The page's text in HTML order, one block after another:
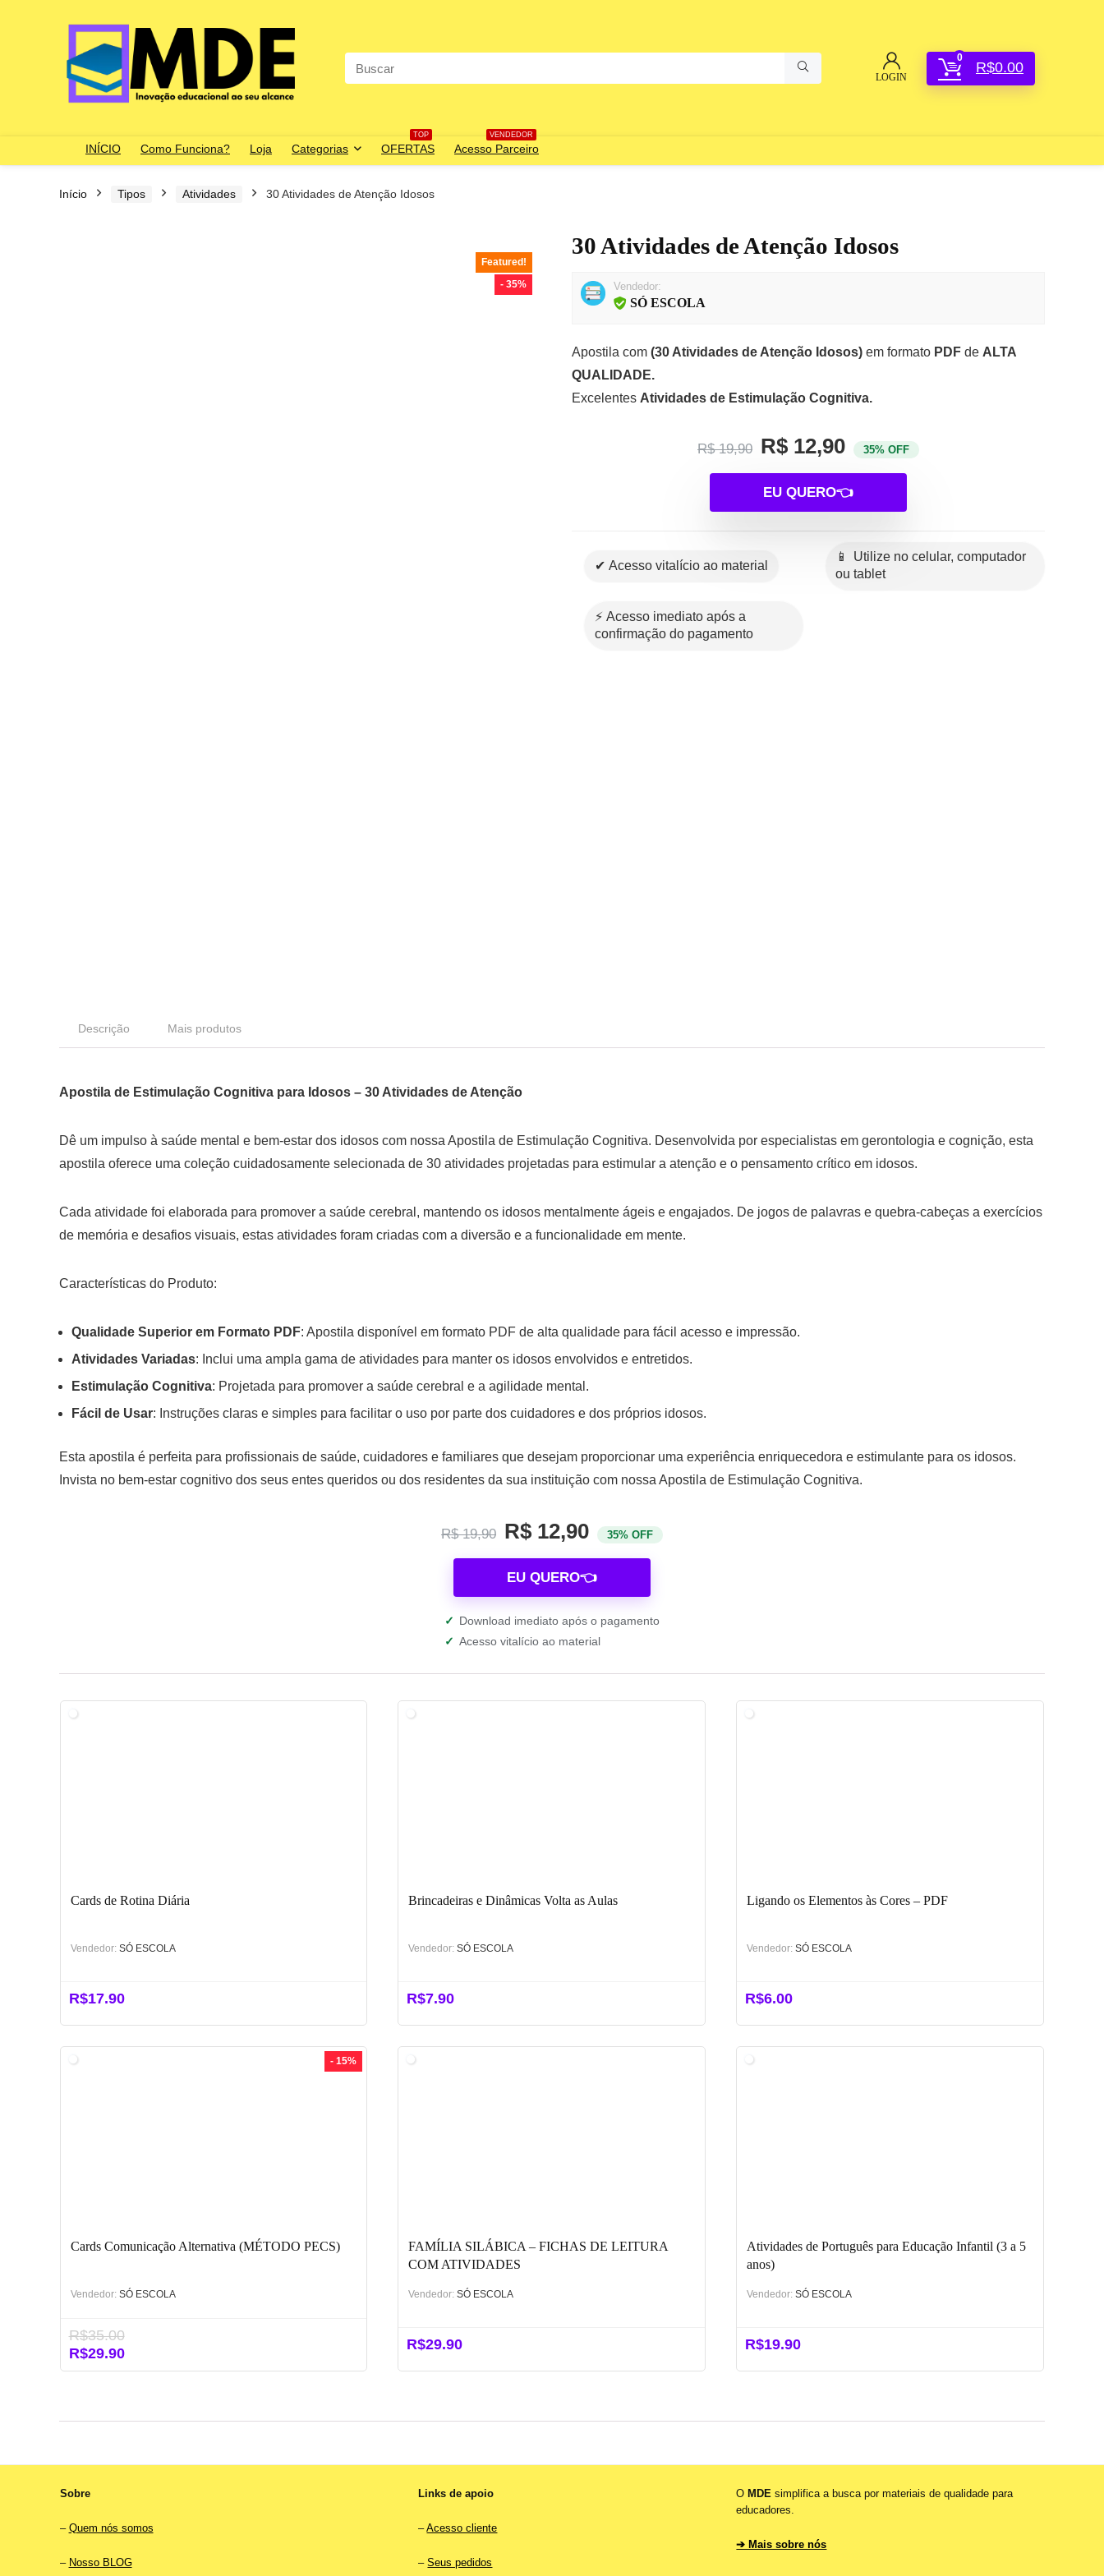
Search
for:
LOGIN
0
R$0.00
INÍCIO Como Funciona? Loja Categorias
TOP
OFERTAS
VENDEDOR
Acesso Parceiro
Início Tipos Atividades 30 Atividades de Atenção Idosos
Featured!
- 35%
30 Atividades de Atenção Idosos
Vendedor:
SÓ ESCOLA
Apostila com (30 Atividades de Atenção Idosos) em formato PDF de ALTA
QUALIDADE.
Excelentes Atividades de Estimulação Cognitiva.
R$ 19,90 R$ 12,90 35% OFF
EU QUERO👈
✔ Acesso vitalício ao material
📱 Utilize no celular, computador
ou tablet
⚡ Acesso imediato após a
confirmação do pagamento
Descrição Mais produtos
Apostila de Estimulação Cognitiva para Idosos – 30 Atividades de Atenção
Dê um impulso à saúde mental e bem-estar dos idosos com nossa Apostila de Estimulação Cognitiva. Desenvolvida por especialistas em gerontologia e cognição, esta
apostila oferece uma coleção cuidadosamente selecionada de 30 atividades projetadas para estimular a atenção e o pensamento crítico em idosos.
Cada atividade foi elaborada para promover a saúde cerebral, mantendo os idosos mentalmente ágeis e engajados. De jogos de palavras e quebra-cabeças a exercícios
de memória e desafios visuais, estas atividades foram criadas com a diversão e a funcionalidade em mente.
Características do Produto:
Qualidade Superior em Formato PDF: Apostila disponível em formato PDF de alta qualidade para fácil acesso e impressão.
Atividades Variadas: Inclui uma ampla gama de atividades para manter os idosos envolvidos e entretidos.
Estimulação Cognitiva: Projetada para promover a saúde cerebral e a agilidade mental.
Fácil de Usar: Instruções claras e simples para facilitar o uso por parte dos cuidadores e dos próprios idosos.
Esta apostila é perfeita para profissionais de saúde, cuidadores e familiares que desejam proporcionar uma experiência enriquecedora e estimulante para os idosos.
Invista no bem-estar cognitivo dos seus entes queridos ou dos residentes da sua instituição com nossa Apostila de Estimulação Cognitiva.
R$ 19,90 R$ 12,90 35% OFF
EU QUERO👈
✓ Download imediato após o pagamento
✓ Acesso vitalício ao material
Cards de Rotina Diária
Vendedor: SÓ ESCOLA
R$17.90
Brincadeiras e Dinâmicas Volta as Aulas
Vendedor: SÓ ESCOLA
R$7.90
Ligando os Elementos às Cores – PDF
Vendedor: SÓ ESCOLA
R$6.00
- 15%
Cards Comunicação Alternativa (MÉTODO PECS)
Vendedor: SÓ ESCOLA
R$35.00
O
preço
R$35.00.
R$29.90O
preço
R$29.90.
FAMÍLIA SILÁBICA – FICHAS DE LEITURA
COM ATIVIDADES
Vendedor: SÓ ESCOLA
R$29.90
Atividades de Português para Educação Infantil (3 a 5
anos)
Vendedor: SÓ ESCOLA
R$19.90
Sobre
– Quem nós somos
– Nosso BLOG
Links de apoio
–Acesso cliente
–Seus pedidos
O MDE simplifica a busca por materiais de qualidade para
educadores.
➔ Mais sobre nós